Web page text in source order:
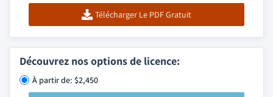
Télécharger Le PDF Gratuit
Découvrez nos options de licence:
À partir de: $2,450